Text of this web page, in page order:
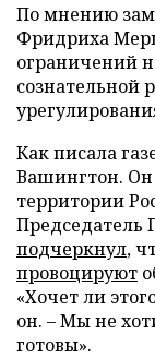
По мнению
Фридриха
ограничений
сознательной
Как писала
Вашингтон. Он
территории
Председатель
подчеркнул,
провоцируют
«Хочет ли
он. – Мы не
готовы».